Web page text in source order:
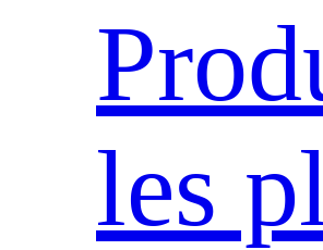
les